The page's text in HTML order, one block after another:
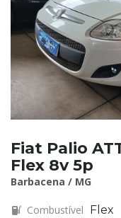
Fiat Palio
Flex 8v 5p
Barbacena / MG
Combustível Flex